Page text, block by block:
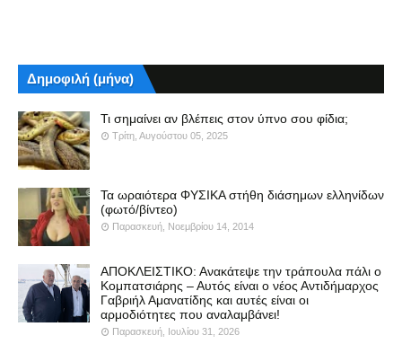
Δημοφιλή (μήνα)
Τι σημαίνει αν βλέπεις στον ύπνο σου φίδια;
Τρίτη, Αυγούστου 05, 2025
Τα ωραιότερα ΦΥΣΙΚΑ στήθη διάσημων ελληνίδων
(φωτό/βίντεο)
Παρασκευή, Νοεμβρίου 14, 2014
ΑΠΟΚΛΕΙΣΤΙΚΟ: Ανακάτεψε την τράπουλα πάλι ο
Κομπατσιάρης – Αυτός είναι ο νέος Αντιδήμαρχος
Γαβριήλ Αμανατίδης και αυτές είναι οι
αρμοδιότητες που αναλαμβάνει!
Παρασκευή, Ιουλίου 31, 2026